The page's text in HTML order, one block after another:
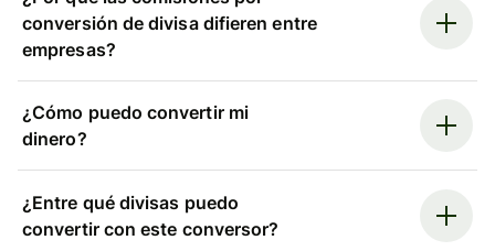
conversión de divisa difieren entre
empresas?
¿Cómo puedo convertir mi
dinero?
¿Entre qué divisas puedo
convertir con este conversor?